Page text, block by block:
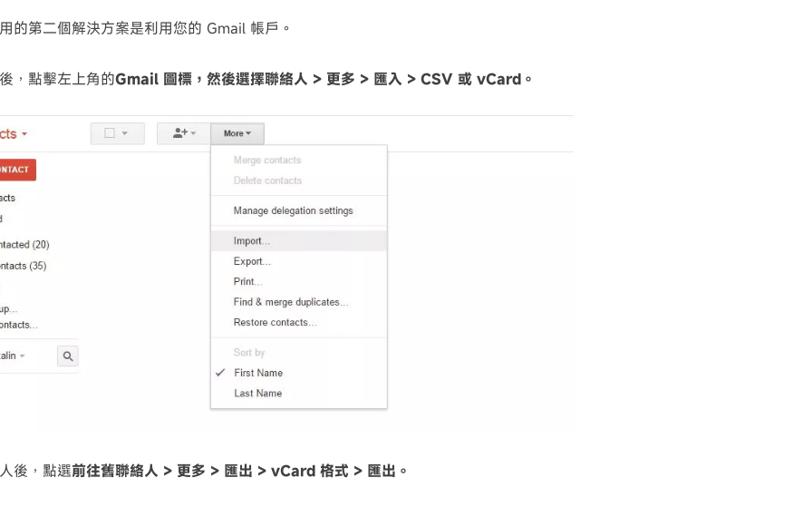
的第二個解決方案是利用您的 Gmail 帳戶。
，點擊左上角的Gmail 圖標，然後選擇聯絡人 > 更多 > 匯入 > CSV 或 vCard。
後，點選前往舊聯絡人 > 更多 > 匯出 > vCard 格式 > 匯出。